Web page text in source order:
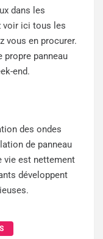
dans les
voir ici tous les
vous en procurer.
propre panneau
end.
des ondes
de panneau
vie est nettement
développent